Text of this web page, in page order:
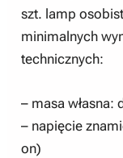
szt. lamp
minimalnych
technicznych:
– masa własna:
– napięcie
on)